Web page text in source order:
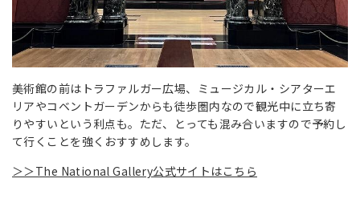
美術館の前はトラファルガー広場、ミュージカル・シアターエ
リアやコベントガーデンからも徒歩圏内なので観光中に立ち寄
りやすいという利点も。ただ、とっても混み合いますので予約し
て行くことを強くおすすめします。
＞＞The National Gallery公式サイトはこちら